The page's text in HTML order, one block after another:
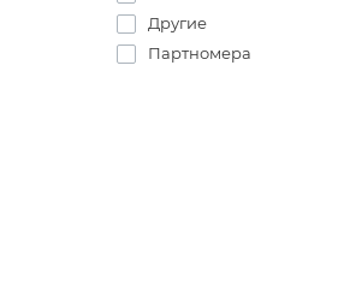
Другие
Партномера